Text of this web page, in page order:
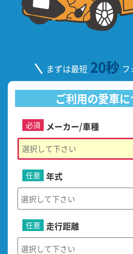
まずは最短 20秒 フ
ご利用の愛車
メーカー/車種
必須
年式
任意
走行距離
任意